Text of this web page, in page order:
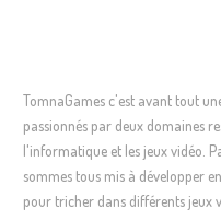
TomnaGames c'est avant tout
passionnés par deux domaines
l'informatique et les jeux vidéo.
sommes tous mis à développer
pour tricher dans différents jeux